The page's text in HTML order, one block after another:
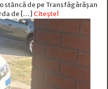
stâncă de pe Transfăgărășan
de […] Citește!